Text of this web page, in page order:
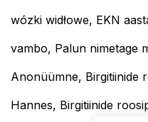
wózki widłowe, EKN
vambo, Palun nimetage
Anonüümne, Birgitiinide
Hannes, Birgitiinide